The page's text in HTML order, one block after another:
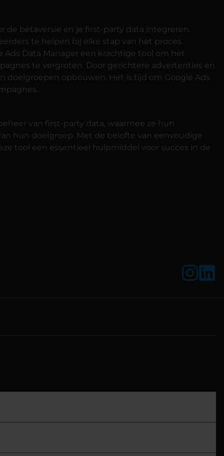
de bètaversie en je first-party data integreren.
te helpen bij elke stap van het proces.
Data Manager een krachtige tool om het
te vergroten. Door gerichtere advertenties en
opbouwen. Het is tijd om Google Ads
van first-party data, waarmee ze hun
hun doelgroep. Met de belofte van eenvoudige
tool een essentieel hulpmiddel voor succes in de